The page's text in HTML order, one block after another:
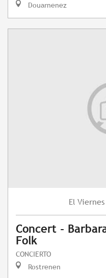
Douarnenez
El Viernes
Concert -
Folk
CONCIERTO
Rostrenen